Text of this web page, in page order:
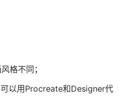
格不同；
以用Procreate和Designer代